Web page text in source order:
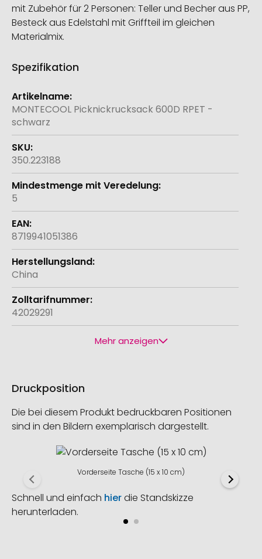
mit Zubehör für 2 Personen: Teller und Becher aus PP,
Besteck aus Edelstahl mit Griffteil im gleichen
Materialmix.
Spezifikation
Weitere
Informationen
MONTECOOL Picknickrucksack 600D RPET -
schwarz
350.223188
5
8719941051386
China
42029291
Mehr anzeigen
Druckposition
Die bei diesem Produkt bedruckbaren Positionen
sind in den Bildern exemplarisch dargestellt.
Vorderseite Tasche (15 x 10 cm)
Schnell und einfach hierdie Standskizze
herunterladen.